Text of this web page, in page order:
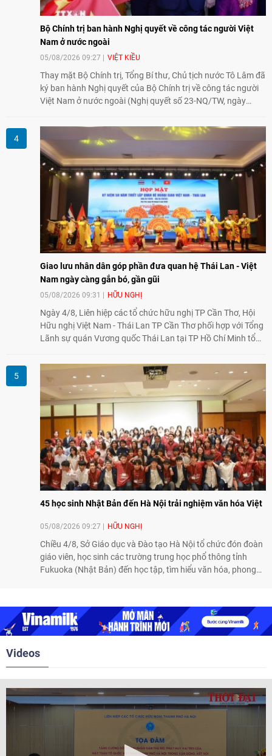
Bộ Chính trị ban hành Nghị quyết về công tác người Việt
Nam ở nước ngoài
05/08/2026 09:27 VIỆT KIỀU
Thay mặt Bộ Chính trị, Tổng Bí thư, Chủ tịch nước Tô Lâm đã
ký ban hành Nghị quyết của Bộ Chính trị về công tác người
Việt Nam ở nước ngoài (Nghị quyết số 23-NQ/TW, ngày
Giao lưu nhân dân góp phần đưa quan hệ Thái Lan - Việt
Nam ngày càng gắn bó, gần gũi
05/08/2026 09:31 HỮU NGHỊ
Ngày 4/8, Liên hiệp các tổ chức hữu nghị TP Cần Thơ, Hội
Hữu nghị Việt Nam - Thái Lan TP Cần Thơ phối hợp với Tổng
Lãnh sự quán Vương quốc Thái Lan tại TP Hồ Chí Minh tổ
Việt Nam - Thái Lan (1976-2026). Tại đây, nhấn mạnh vai trò
của giao lưu nhân dân, Tổng Lãnh sự Thái Lan cho biết các
hoạt động trao đổi về văn hóa, giáo dục, du lịch, ẩm thực,
nghệ thuật và giao lưu thanh niên đã góp phần đưa quan hệ
Thái Lan - Việt Nam ngày càng gắn bó, gần gũi.
45 học sinh Nhật Bản đến Hà Nội trải nghiệm văn hóa Việt
05/08/2026 09:27 HỮU NGHỊ
Chiều 4/8, Sở Giáo dục và Đào tạo Hà Nội tổ chức đón đoàn
giáo viên, học sinh các trường trung học phổ thông tỉnh
Fukuoka (Nhật Bản) đến học tập, tìm hiểu văn hóa, phong
Videos